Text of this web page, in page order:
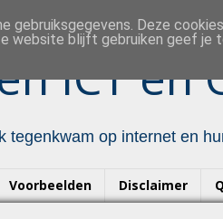
ICT en
op internet en
Voorbeelden Disclaimer
gebruiksgegevens. Deze
website blijft gebruiken geef je